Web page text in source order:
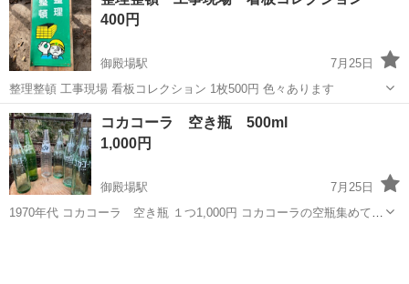
400円
御殿場駅
7月25日
整理整頓 工事現場 看板コレクション 1枚500円 色々あります
静岡 御殿場市 その他
コカコーラ 空き瓶 500ml
1,000円
御殿場駅
7月25日
1970年代 コカコーラ 空き瓶 １つ1,000円 コカコーラの空瓶集めてし